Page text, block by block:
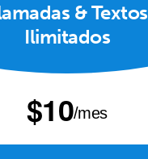
& Textos
Ilimitados
⁦$10⁩/mes